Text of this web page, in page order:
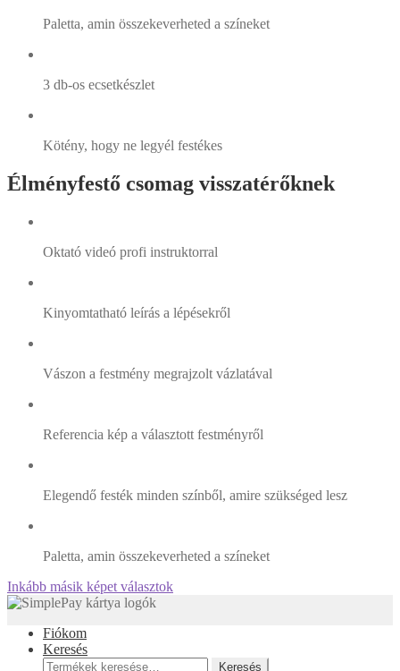
Paletta, amin összekeverheted a színeket
3 db-os ecsetkészlet
Kötény, hogy ne legyél festékes
Élményfestő csomag visszatérőknek
Oktató videó profi instruktorral
Kinyomtatható leírás a lépésekről
Vászon a festmény megrajzolt vázlatával
Referencia kép a választott festményről
Elegendő festék minden színből, amire szükséged lesz
Paletta, amin összekeverheted a színeket
Inkább másik képet választok
Fiókom
Keresés
Keresés
Keresés